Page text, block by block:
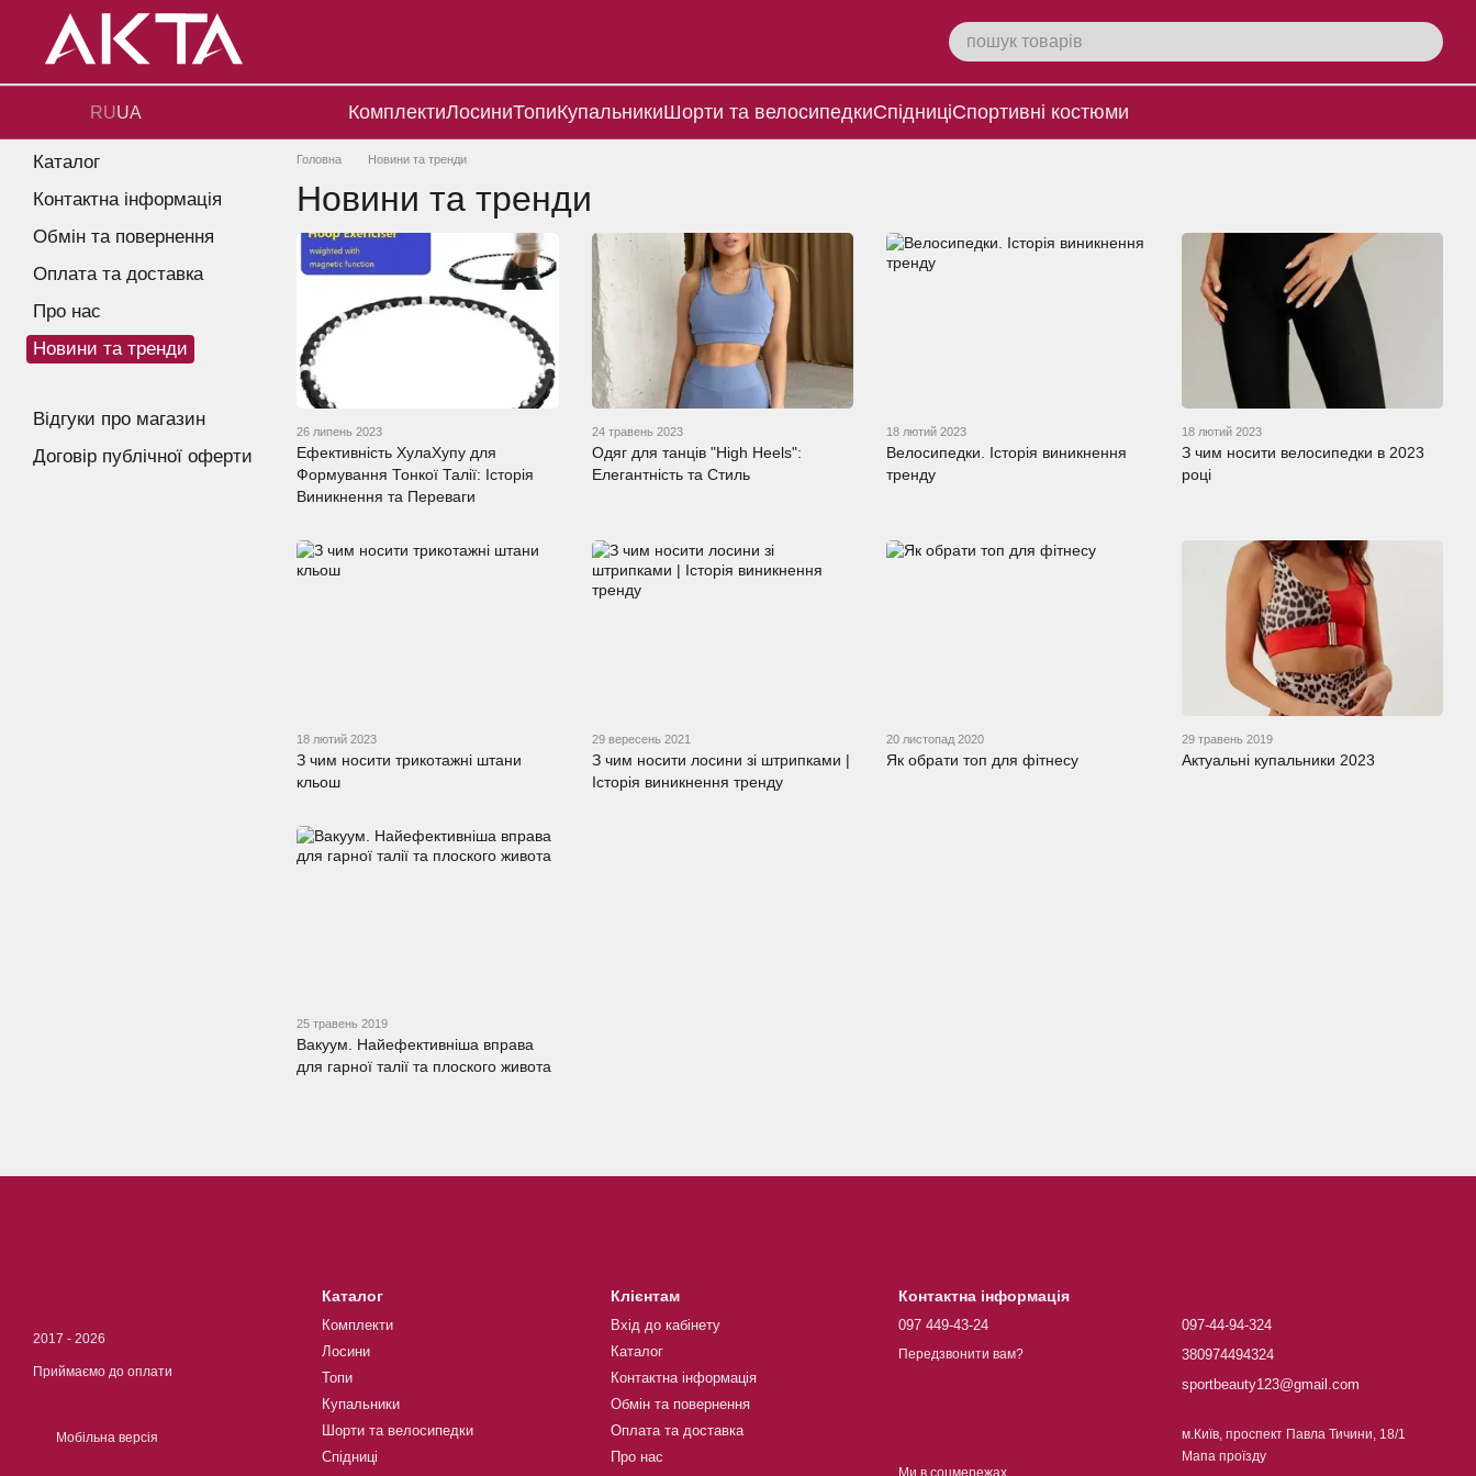
Перейти до основного контенту
RUUA КомплектиЛосиниТопиКупальникиШорти та велосипедкиСпідниціСпортивнi костюми
Головна Новини та тренди
Новини та тренди
26 липень 2023
Ефективність ХулаХупу для
Формування Тонкої Талії: Історія
Виникнення та Переваги
24 травень 2023
Одяг для танців "High Heels":
Елегантність та Стиль
18 лютий 2023
Велосипедки. Історія виникнення
тренду
18 лютий 2023
З чим носити велосипедки в 2023
році
18 лютий 2023
З чим носити трикотажні штани
кльош
29 вересень 2021
З чим носити лосини зі штрипками |
Історія виникнення тренду
20 листопад 2020
Як обрати топ для фітнесу
29 травень 2019
Актуальні купальники 2023
25 травень 2019
Вакуум. Найефективніша вправа
для гарної талії та плоского живота
Каталог
Контактна інформація
Обмін та повернення
Оплата та доставка
Про нас
Новини та тренди
Відгуки про магазин
Договір публічної оферти
2017 - 2026
Приймаємо до оплати
Мобільна версія
Каталог
Комплекти
Лосини
Топи
Купальники
Шорти та велосипедки
Спідниці
Клієнтам
Вхід до кабінету
Каталог
Контактна інформація
Обмін та повернення
Оплата та доставка
Про нас
Контактна інформація
097 449-43-24
Передзвонити вам?
097-44-94-324
380974494324
sportbeauty123@gmail.com
м.Київ, проспект Павла Тичини, 18/1
Мапа проїзду
Ми в соцмережах